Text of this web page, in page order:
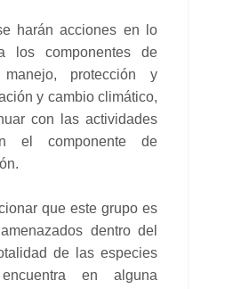
harán acciones en lo
los componentes de
protección y
y cambio climático,
con las actividades
el componente de
que este grupo es
dentro del
de las especies
en alguna